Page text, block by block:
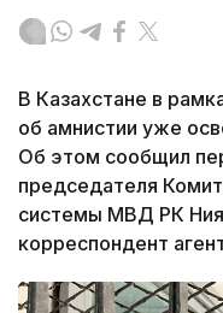
В Казахстане в
об амнистии уже
Об этом сообщил
председателя
системы МВД РК
корреспондент